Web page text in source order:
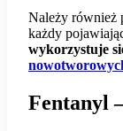
Należy również
każdy
wykorzystuje
Fentanyl